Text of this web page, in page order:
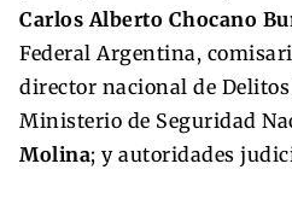
Carlos Alberto Chocano
Federal Argentina,
director nacional de Delitos
Ministerio de Seguridad
Molina; y autoridades